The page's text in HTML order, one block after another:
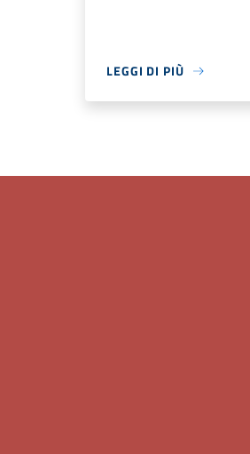
LEGGI DI PIÙ